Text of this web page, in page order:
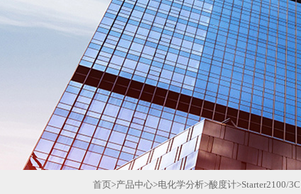
首页>产品中心>电化学分析>酸度计>Starter2100/